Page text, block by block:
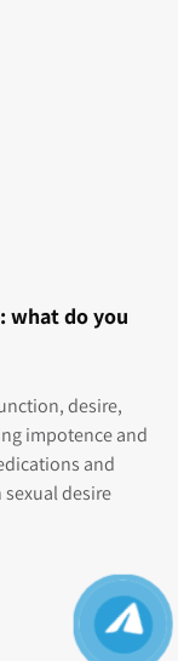
what do you
desire,
impotence and
and
desire